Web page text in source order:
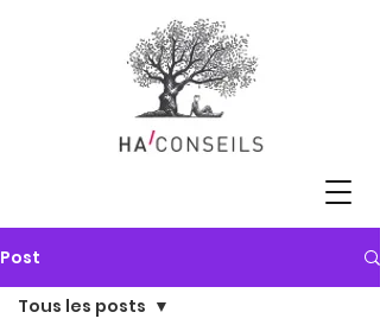
Post
Tous les posts